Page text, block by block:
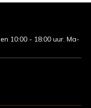
10:00 - 18:00 uur. Ma-